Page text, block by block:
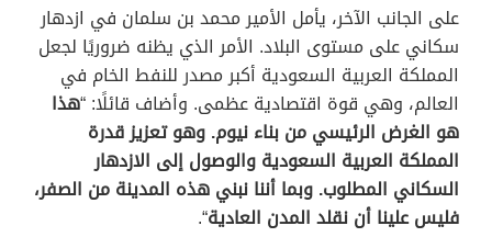
على الجانب الآخر، يأمل الأمير محمد بن سلمان في ازدهار
سكاني على مستوى البلاد. الأمر الذي يظنه ضروريًا لجعل
المملكة العربية السعودية أكبر مصدر للنفط الخام في
العالم، وهي قوة اقتصادية عظمى. وأضاف قائلًا: “هذا
هو الغرض الرئيسي من بناء نيوم. وهو تعزيز قدرة
المملكة العربية السعودية والوصول إلى الازدهار
السكاني المطلوب. وبما أننا نبني هذه المدينة من الصفر،
فليس علينا أن نقلد المدن العادية“.